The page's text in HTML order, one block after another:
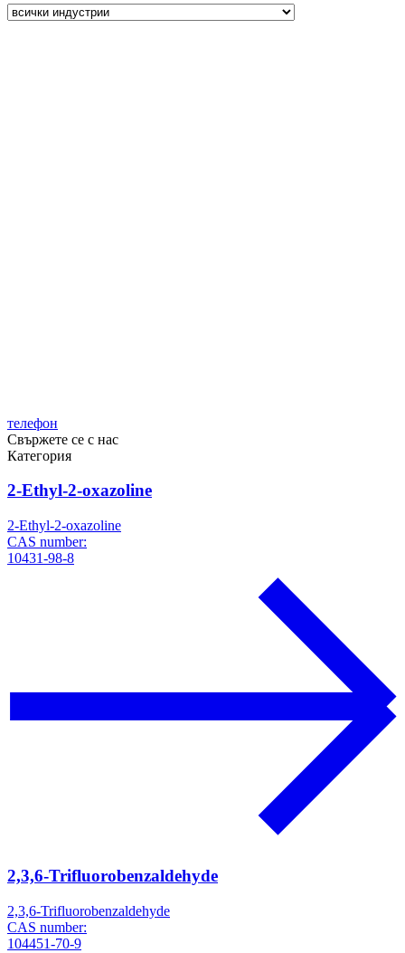
телефон
Свържете се с нас
Категория
2-Ethyl-2-oxazoline
2-Ethyl-2-oxazoline
CAS number:
10431-98-8
2,3,6-Trifluorobenzaldehyde
2,3,6-Trifluorobenzaldehyde
CAS number:
104451-70-9